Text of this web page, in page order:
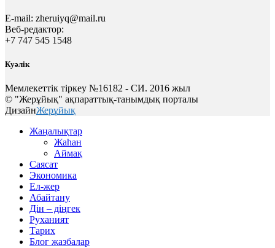
E-mail: zheruiyq@mail.ru
Веб-редактор:
+7 747 545 1548
Куәлік
Мемлекеттік тіркеу №16182 - СИ. 2016 жыл
© "Жерұйық" ақпараттық-танымдық порталы
ДизайнЖерұйық
Жаңалықтар
Жаһан
Аймақ
Саясат
Экономика
Ел-жер
Абайтану
Дін – діңгек
Руханият
Тарих
Блог жазбалар